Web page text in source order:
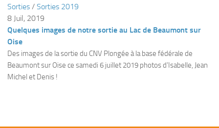
ECOLE DE PLONGEE
Jeune plongeur
Plongeur N1
Sorties / Sorties 2019
8 Juil, 2019
Quelques images de notre sortie au Lac de Beaumont sur
Oise
Des images de la sortie du CNV Plongée à la base fédérale de
Beaumont sur Oise ce samedi 6 juillet 2019 photos d’Isabelle, Jean
Michel et Denis !